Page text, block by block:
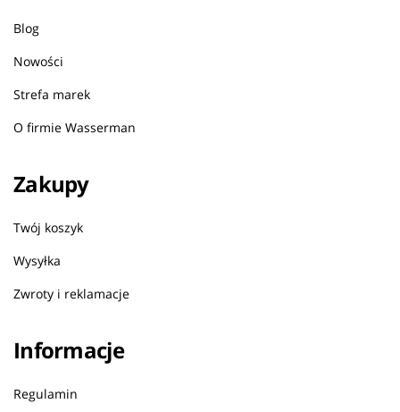
Blog
Nowości
Strefa marek
O firmie Wasserman
Zakupy
Twój koszyk
Wysyłka
Zwroty i reklamacje
Informacje
Regulamin